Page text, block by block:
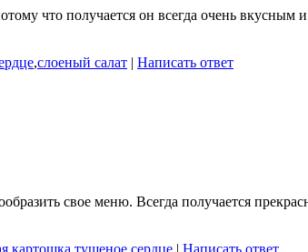
что получается он всегда очень
,слоеный салат | Написать ответ
свое меню. Всегда получается
картошка,тушеное сердце | Написать ответ